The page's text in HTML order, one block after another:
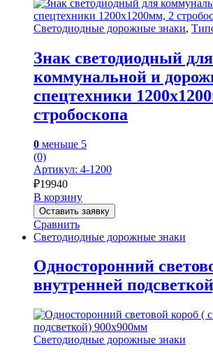
Светодиодные дорожные знаки,
Знак светодиодный для
коммунальной и
спецтехники
стробоскопа
0 меньше 5
(0)
Артикул: 4-1200
₽19940
В корзину
Оставить заявку
Сравнить
Светодиодные дорожные знаки
Односторонний
внутренней
Светодиодные дорожные знаки